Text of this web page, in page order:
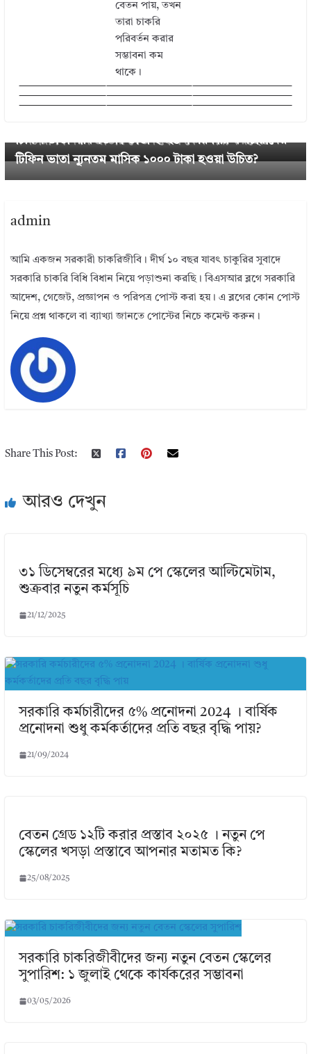
বেতন পায়, তখন
তারা চাকরি
পরিবর্তন করার
সম্ভাবনা কম
থাকে।
← Previous
কর্মচারীগণ নবম জাতীয় বেতন স্কেল কেন দাবী করছে??
টিফিন ভাতা নাকি ভিক্ষা ভাতা ২০২৫ । সরকারি কর্মচারীদের
টিফিন ভাতা ন্যূনতম মাসিক ১০০০ টাকা হওয়া উচিত?
admin
আমি একজন সরকারী চাকরিজীবি। দীর্ঘ ১০ বছর যাবৎ চাকুরির সুবাদে
সরকারি চাকরি বিধি বিধান নিয়ে পড়াশুনা করছি। বিএসআর ব্লগে সরকারি
আদেশ, গেজেট, প্রজ্ঞাপন ও পরিপত্র পোস্ট করা হয়। এ ব্লগের কোন পোস্ট
নিয়ে প্রশ্ন থাকলে বা ব্যাখ্যা জানতে পোস্টের নিচে কমেন্ট করুন।
Share This Post:
আরও দেখুন
৩১ ডিসেম্বরের মধ্যে ৯ম পে স্কেলের আল্টিমেটাম,
শুক্রবার নতুন কর্মসূচি
21/12/2025
সরকারি কর্মচারীদের ৫% প্রনোদনা 2024 । বার্ষিক
প্রনোদনা শুধু কর্মকর্তাদের প্রতি বছর বৃদ্ধি পায়?
21/09/2024
বেতন গ্রেড ১২টি করার প্রস্তাব ২০২৫ । নতুন পে
স্কেলের খসড়া প্রস্তাবে আপনার মতামত কি?
25/08/2025
সরকারি চাকরিজীবীদের জন্য নতুন বেতন স্কেলের
সুপারিশ: ১ জুলাই থেকে কার্যকরের সম্ভাবনা
03/05/2026